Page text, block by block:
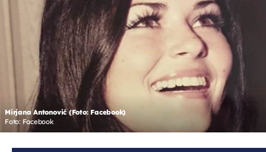
Mirjana Antonović (Foto: Facebook)
Foto: Facebook
OMOGUĆI OBAVIJESTI